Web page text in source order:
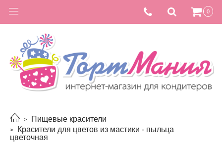
0
Пищевые красители
Красители для цветов из мастики - пыльца
цветочная